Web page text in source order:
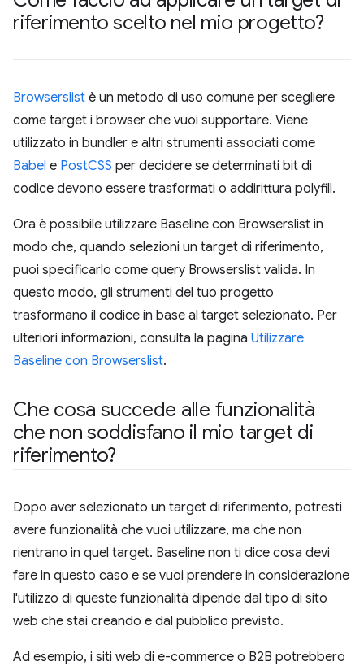
riferimento scelto nel mio progetto?
Browserslist è un metodo di uso comune per scegliere
come target i browser che vuoi supportare. Viene
utilizzato in bundler e altri strumenti associati come
Babel e PostCSS per decidere se determinati bit di
codice devono essere trasformati o addirittura polyfill.
Ora è possibile utilizzare Baseline con Browserslist in
modo che, quando selezioni un target di riferimento,
puoi specificarlo come query Browserslist valida. In
questo modo, gli strumenti del tuo progetto
trasformano il codice in base al target selezionato. Per
ulteriori informazioni, consulta la pagina Utilizzare
Baseline con Browserslist.
Che cosa succede alle funzionalità
che non soddisfano il mio target di
riferimento?
Dopo aver selezionato un target di riferimento, potresti
avere funzionalità che vuoi utilizzare, ma che non
rientrano in quel target. Baseline non ti dice cosa devi
fare in questo caso e se vuoi prendere in considerazione
l'utilizzo di queste funzionalità dipende dal tipo di sito
web che stai creando e dal pubblico previsto.
Ad esempio, i siti web di e-commerce o B2B potrebbero